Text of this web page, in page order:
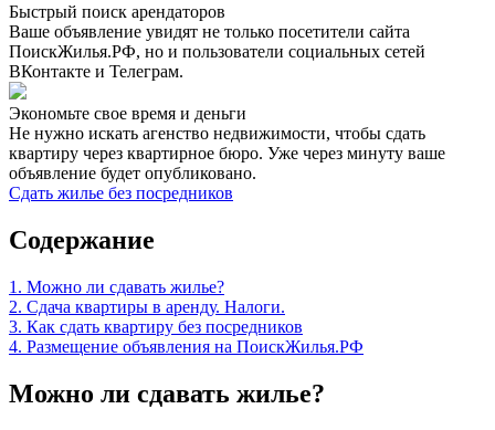
Быстрый поиск арендаторов
Ваше объявление увидят не только посетители сайта
ПоискЖилья.РФ, но и пользователи социальных сетей
ВКонтакте и Телеграм.
Экономьте свое время и деньги
Не нужно искать агенство недвижимости, чтобы сдать
квартиру через квартирное бюро. Уже через минуту ваше
объявление будет опубликовано.
Сдать жилье без посредников
Содержание
1. Можно ли сдавать жилье?
2. Сдача квартиры в аренду. Налоги.
3. Как сдать квартиру без посредников
4. Размещение объявления на ПоискЖилья.РФ
Можно ли сдавать жилье?